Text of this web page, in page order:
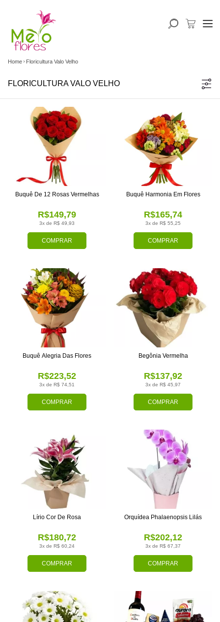
Home Floricultura Valo Velho
FLORICULTURA VALO VELHO
COMPRAR
3x de R$ 49,93
R$149,79
Buquê De 12 Rosas Vermelhas
COMPRAR
3x de R$ 55,25
R$165,74
Buquê Harmonia Em Flores
COMPRAR
3x de R$ 74,51
R$223,52
Buquê Alegria Das Flores
COMPRAR
3x de R$ 45,97
R$137,92
Begônia Vermelha
COMPRAR
3x de R$ 60,24
R$180,72
Lírio Cor De Rosa
COMPRAR
3x de R$ 67,37
R$202,12
Orquídea Phalaenopsis Lilás